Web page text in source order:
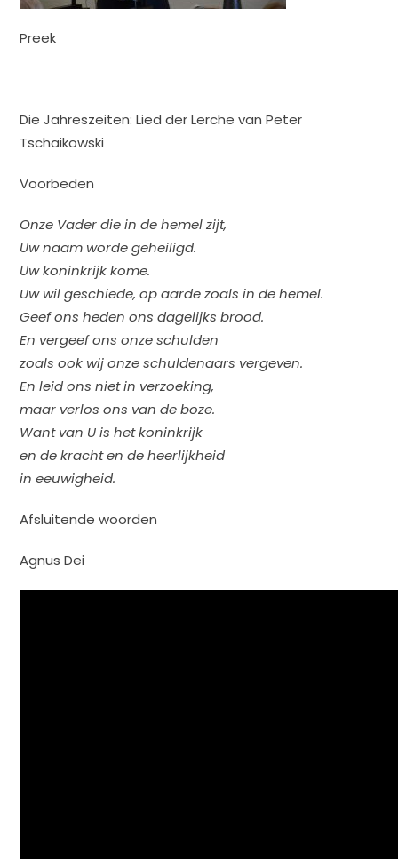
Preek
Die Jahreszeiten: Lied der Lerche van Peter
Tschaikowski
Voorbeden
Onze Vader die in de hemel zijt,
Uw naam worde geheiligd.
Uw koninkrijk kome.
Uw wil geschiede, op aarde zoals in de hemel.
Geef ons heden ons dagelijks brood.
En vergeef ons onze schulden
zoals ook wij onze schuldenaars vergeven.
En leid ons niet in verzoeking,
maar verlos ons van de boze.
Want van U is het koninkrijk
en de kracht en de heerlijkheid
in eeuwigheid.
Afsluitende woorden
Agnus Dei